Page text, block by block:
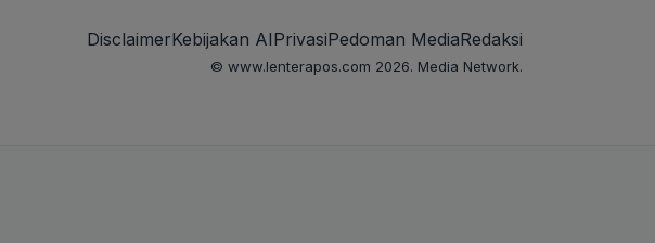
DisclaimerKebijakan AIPrivasiPedoman MediaRedaksi
© www.lenterapos.com 2026. Media Network.